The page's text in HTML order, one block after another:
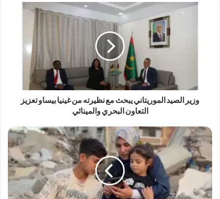
وزير الصيد الموريتاني يبحث مع نظيرته من غينيا بيساو تعزيز
التعاون البحري والمينائي